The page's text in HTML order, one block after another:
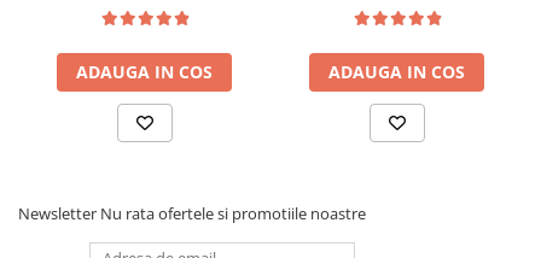
saltea ferm, negru
ADAUGA IN COS
tip Bonell, fata vara-iarna,
sistem de aerisire cu
butoni, Salt Confort
ADAUGA IN COS
Newsletter Nu rata ofertele si promotiile noastre